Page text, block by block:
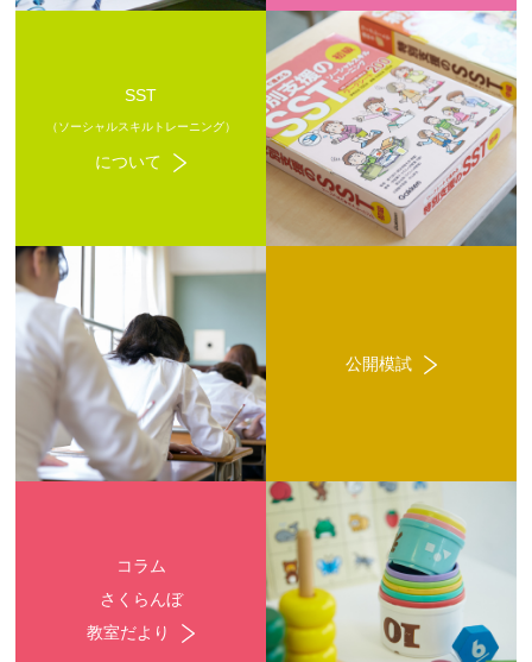
SST
（ソーシャルスキルトレーニング）
について
公開模試
コラム
さくらんぼ
教室だより